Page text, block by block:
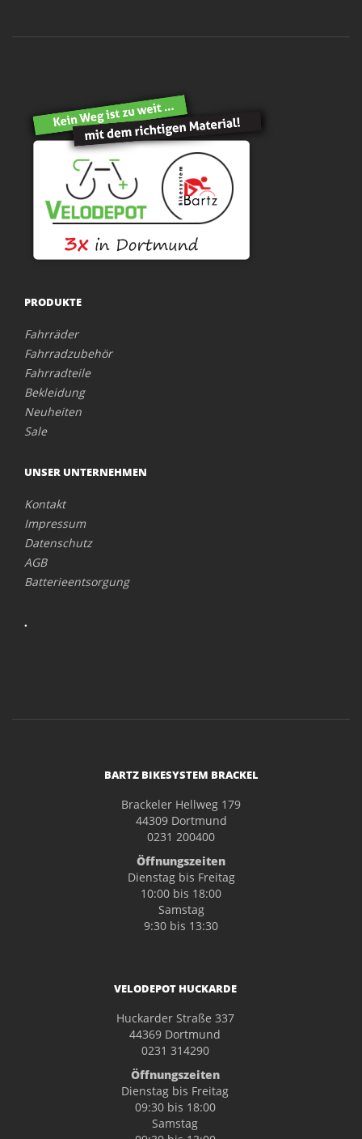
PRODUKTE
Fahrräder
Fahrradzubehör
Fahrradteile
Bekleidung
Neuheiten
Sale
UNSER UNTERNEHMEN
Kontakt
Impressum
Datenschutz
AGB
Batterieentsorgung
.
BARTZ BIKESYSTEM BRACKEL
Brackeler Hellweg 179
44309 Dortmund
0231 200400
Öffnungszeiten
Dienstag bis Freitag
10:00 bis 18:00
Samstag
9:30 bis 13:30
VELODEPOT HUCKARDE
Huckarder Straße 337
44369 Dortmund
0231 314290
Öffnungszeiten
Dienstag bis Freitag
09:30 bis 18:00
Samstag